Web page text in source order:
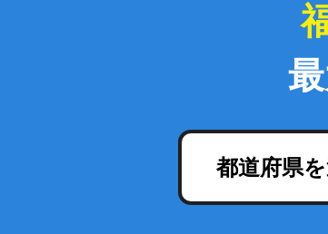
都道府県